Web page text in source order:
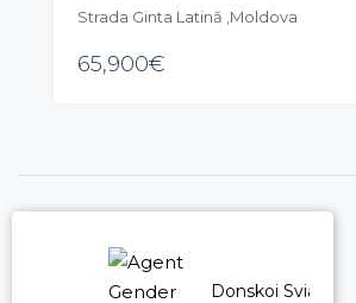
Strada Ginta Latină ,Moldova
65,900€
Donskoi Sviatoslav